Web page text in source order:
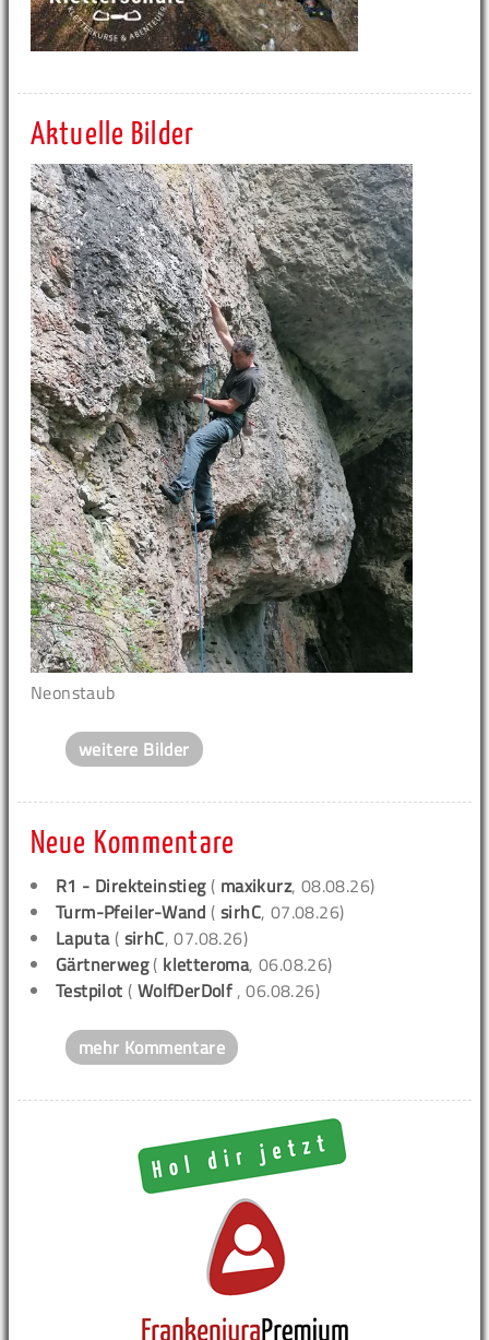
Aktuelle Bilder
Neonstaub
weitere Bilder
Neue Kommentare
R1 - Direkteinstieg( maxikurz, 08.08.26)
Turm-Pfeiler-Wand (sirhC, 07.08.26)
Laputa( sirhC, 07.08.26)
Gärtnerweg( kletteroma, 06.08.26)
Testpilot ( WolfDerDolf , 06.08.26)
mehr Kommentare